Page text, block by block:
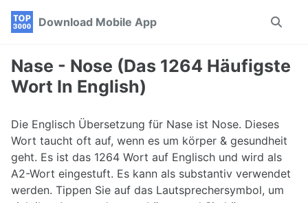
Skip
navigation
Skip
Skip
Download Mobile App
Toggle
Nase - Nose (Das 1264 Häufigste
Wort In English)
Die Englisch Übersetzung für Nase ist Nose. Dieses
Wort taucht oft auf, wenn es um körper & gesundheit
geht. Es ist das 1264 Wort auf Englisch und wird als
A2-Wort eingestuft. Es kann als substantiv verwendet
werden. Tippen Sie auf das Lautsprechersymbol, um